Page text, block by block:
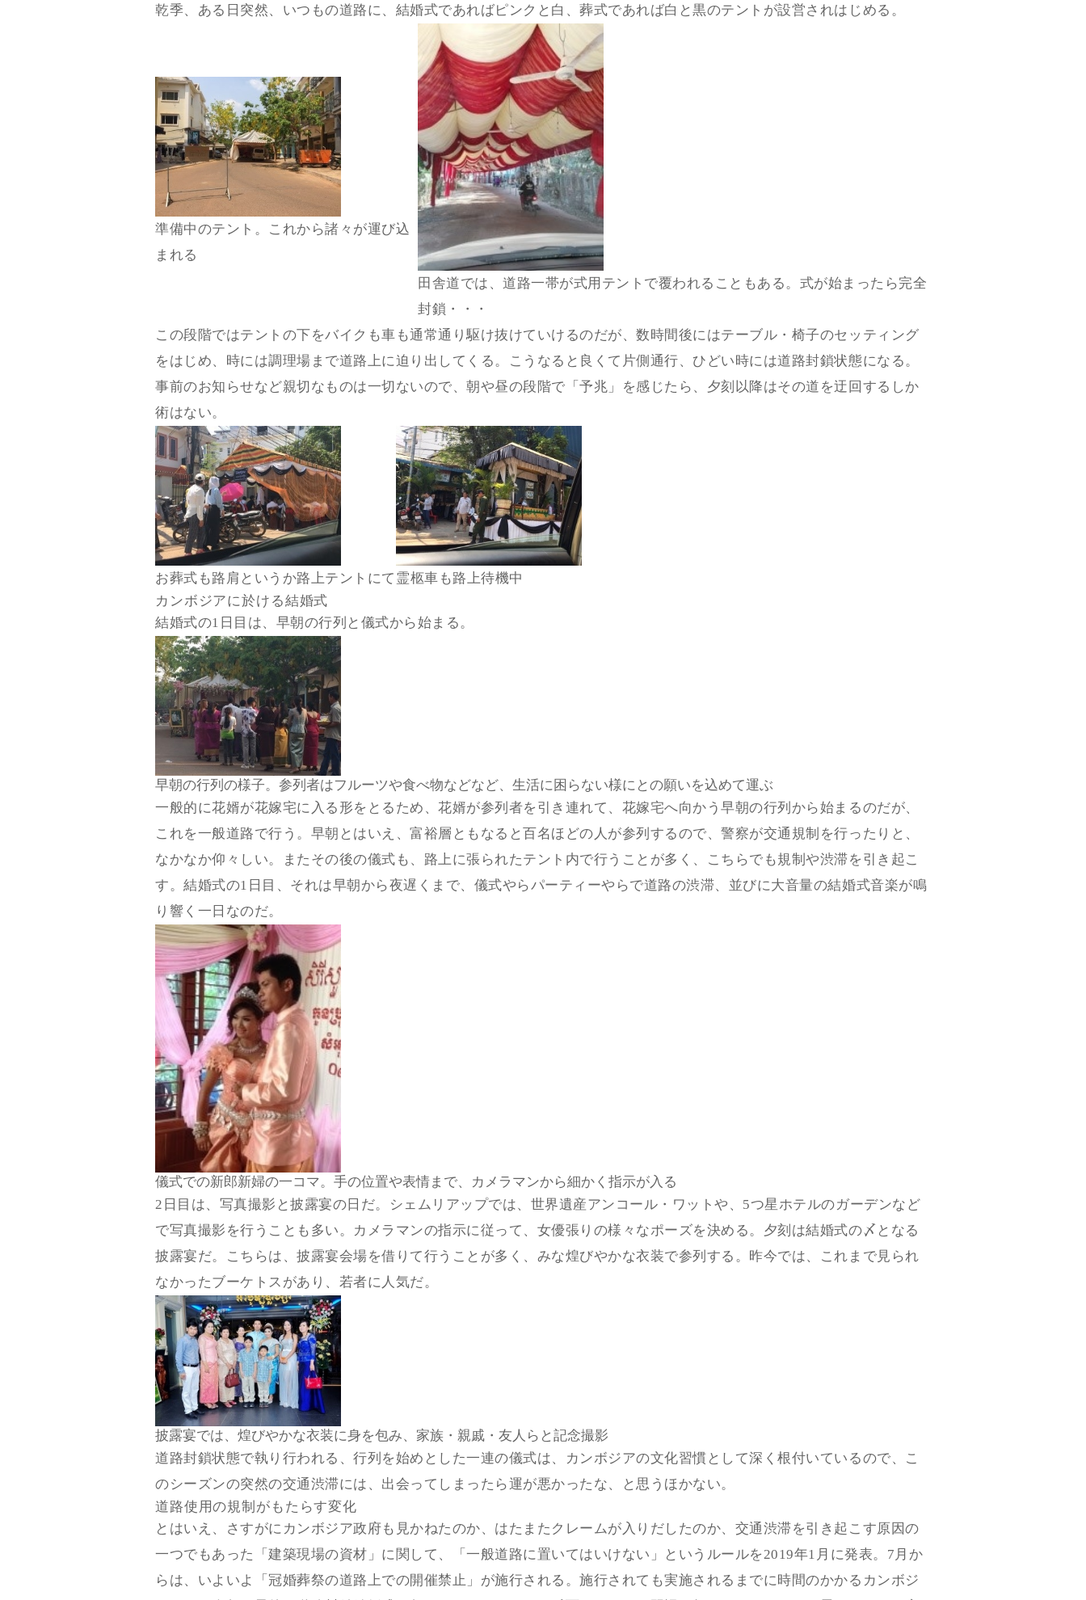
乾季、ある日突然、いつもの道路に、結婚式であればピンクと白、葬式であれば白と黒のテントが設営されはじめる。
準備中のテント。これから諸々が運び込
まれる
田舎道では、道路一帯が式用テントで覆われることもある。式が始まったら完全
封鎖・・・
この段階ではテントの下をバイクも車も通常通り駆け抜けていけるのだが、数時間後にはテーブル・椅子のセッティング
をはじめ、時には調理場まで道路上に迫り出してくる。こうなると良くて片側通行、ひどい時には道路封鎖状態になる。
事前のお知らせなど親切なものは一切ないので、朝や昼の段階で「予兆」を感じたら、夕刻以降はその道を迂回するしか
術はない。
お葬式も路肩というか路上テントにて 霊柩車も路上待機中
カンボジアに於ける結婚式
結婚式の1日目は、早朝の行列と儀式から始まる。
早朝の行列の様子。参列者はフルーツや食べ物などなど、生活に困らない様にとの願いを込めて運ぶ
一般的に花婿が花嫁宅に入る形をとるため、花婿が参列者を引き連れて、花嫁宅へ向かう早朝の行列から始まるのだが、
これを一般道路で行う。早朝とはいえ、富裕層ともなると百名ほどの人が参列するので、警察が交通規制を行ったりと、
なかなか仰々しい。またその後の儀式も、路上に張られたテント内で行うことが多く、こちらでも規制や渋滞を引き起こ
す。結婚式の1日目、それは早朝から夜遅くまで、儀式やらパーティーやらで道路の渋滞、並びに大音量の結婚式音楽が鳴
り響く一日なのだ。
儀式での新郎新婦の一コマ。手の位置や表情まで、カメラマンから細かく指示が入る
2日目は、写真撮影と披露宴の日だ。シェムリアップでは、世界遺産アンコール・ワットや、5つ星ホテルのガーデンなど
で写真撮影を行うことも多い。カメラマンの指示に従って、女優張りの様々なポーズを決める。夕刻は結婚式の〆となる
披露宴だ。こちらは、披露宴会場を借りて行うことが多く、みな煌びやかな衣装で参列する。昨今では、これまで見られ
なかったブーケトスがあり、若者に人気だ。
披露宴では、煌びやかな衣装に身を包み、家族・親戚・友人らと記念撮影
道路封鎖状態で執り行われる、行列を始めとした一連の儀式は、カンボジアの文化習慣として深く根付いているので、こ
のシーズンの突然の交通渋滞には、出会ってしまったら運が悪かったな、と思うほかない。
道路使用の規制がもたらす変化
とはいえ、さすがにカンボジア政府も見かねたのか、はたまたクレームが入りだしたのか、交通渋滞を引き起こす原因の
一つでもあった「建築現場の資材」に関して、「一般道路に置いてはいけない」というルールを2019年1月に発表。7月か
らは、いよいよ「冠婚葬祭の道路上での開催禁止」が施行される。施行されても実施されるまでに時間のかかるカンボジ